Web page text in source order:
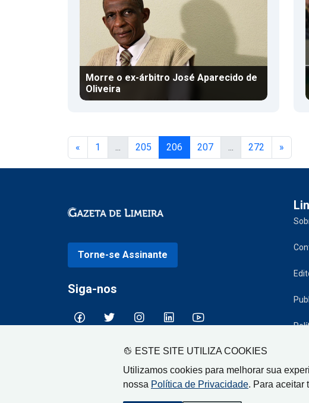
ESTE SITE UTILIZA COOKIES
Utilizamos cookies para melhorar sua
nossa Política de Privacidade. Para aceitar
Morre o ex-árbitro José Aparecido de
Oliveira
« 1 205 206 207 272 »
Torne-se Assinante
Siga-nos